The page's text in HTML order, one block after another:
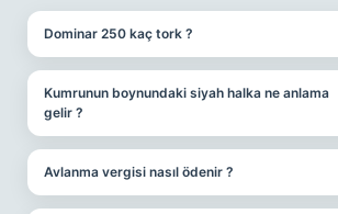
Dominar 250 kaç tork ?
Kumrunun boynundaki siyah halka ne anlama
gelir ?
Avlanma vergisi nasıl ödenir ?